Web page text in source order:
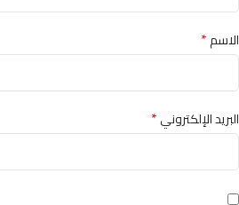
الاسم*
البريد الإلكتروني*